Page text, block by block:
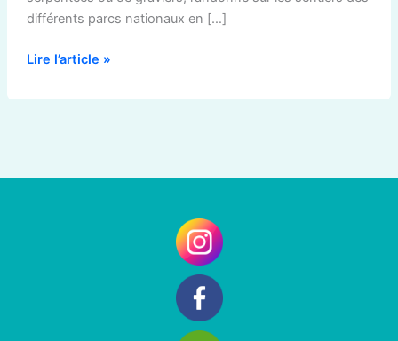
différents parcs nationaux en […]
Lire l’article »